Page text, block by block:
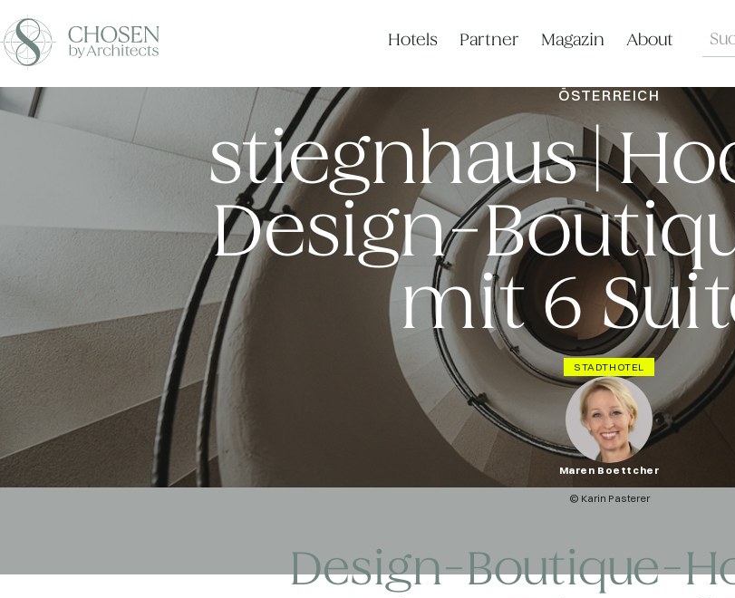
Hotels Partner Magazin About
ÖSTERREICH
stiegnhaus |
Design-
mit 6
STADTHOTEL
Maren Boettcher
© Karin Pasterer
Design-Boutique-